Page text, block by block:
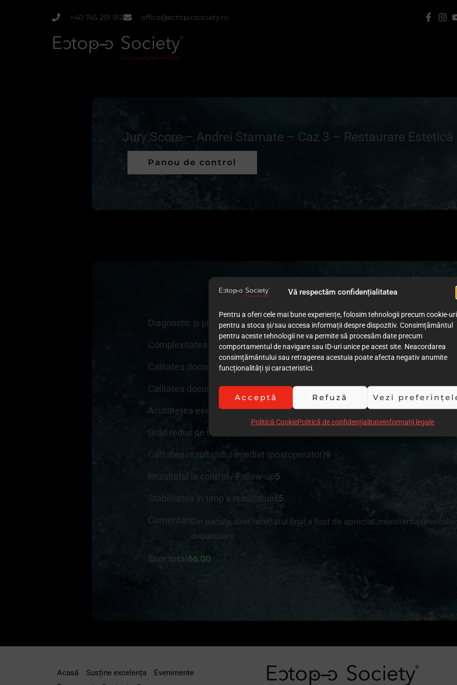
Vă respectăm confidențialitatea
Pentru a oferi cele mai bune experiențe, folosim tehnologii precum cookie-
pentru a stoca și/sau accesa informații despre dispozitiv. Consimțământul
pentru aceste tehnologii ne va permite să procesăm date precum
comportamentul de navigare sau ID-uri unice pe acest site. Neacordarea
consimțământului sau retragerea acestuia poate afecta negativ anumite
funcționalități și caracteristici.
Acceptă Refuză Vezi
Politică CookiePolitică de confidențialitateInformații legale
+40 745 201 912 office@ectopicsociety.ro
Jury Score – Andrei Stamate – Caz 3 – Restaurare Estetică
Panou de control
Diagnostic și plan de tratament8
Complexitatea cazului9
Calitatea documentației cazului (imagini)
Calitatea documentației cazului (text)8
Acuratețea execuției procedurilor clinice8
Grad redus de invazivitate
Calitatea rezultatului imediat (postoperator)9
Rezultatul la control / Follow-up5
Stabilitatea în timp a rezultatului 5
ComentariiDin pacate.desi rezultatul final a fost de apreciat,inexistenta unui
depunctare
Scor total 66.00
Acasă Susține excelența
Evenimente